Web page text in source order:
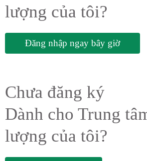
lượng của tôi?
Đăng nhập ngay bây giờ
Chưa đăng ký
Dành cho Trung
lượng của tôi?